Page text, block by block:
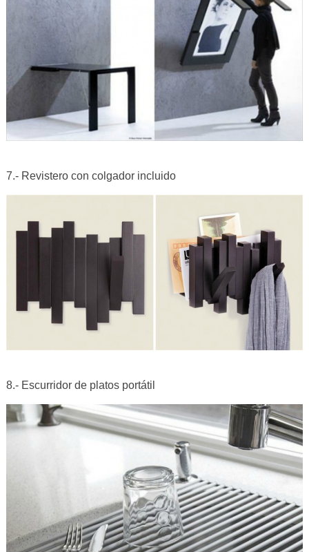
7.- Revistero con colgador incluido
8.- Escurridor de platos portátil